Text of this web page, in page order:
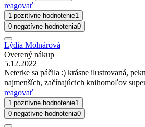
reagovať
1 pozitívne hodnotenie1
0 negatívne hodnotenia0
Lýdia Molnárová
Overený nákup
5.12.2022
Neterke sa páčila :) krásne ilustrovaná,
najmenších, začínajúcich knihomoľov
reagovať
1 pozitívne hodnotenie1
0 negatívne hodnotenia0